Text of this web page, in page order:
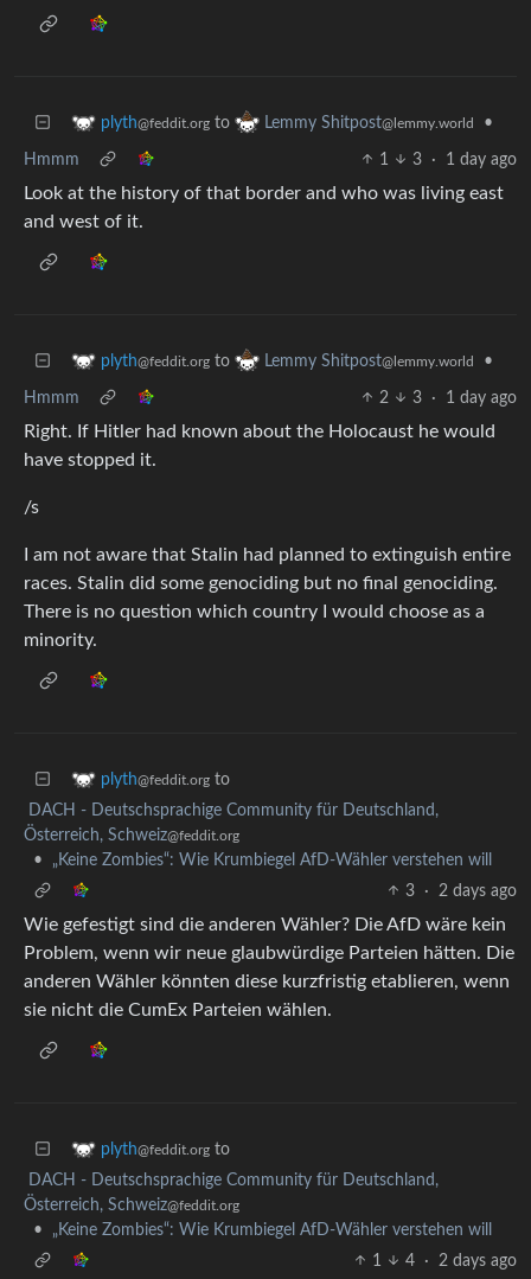
plyth@feddit.org to Lemmy Shitpost@lemmy.world •
Hmmm 1 3 · 1 day ago
Look at the history of that border and who was living east
and west of it.
plyth@feddit.org to Lemmy Shitpost@lemmy.world •
Hmmm 2 3 · 1 day ago
Right. If Hitler had known about the Holocaust he would
have stopped it.
/s
I am not aware that Stalin had planned to extinguish entire
races. Stalin did some genociding but no final genociding.
There is no question which country I would choose as a
minority.
plyth@feddit.org to
DACH - Deutschsprachige Community für Deutschland,
Österreich, Schweiz@feddit.org
•
„Keine Zombies“: Wie Krumbiegel AfD-Wähler verstehen will
3
· 2 days ago
Wie gefestigt sind die anderen Wähler? Die AfD wäre kein
Problem, wenn wir neue glaubwürdige Parteien hätten. Die
anderen Wähler könnten diese kurzfristig etablieren, wenn
sie nicht die CumEx Parteien wählen.
plyth@feddit.org to
DACH - Deutschsprachige Community für Deutschland,
Österreich, Schweiz@feddit.org
•
„Keine Zombies“: Wie Krumbiegel AfD-Wähler verstehen will
1
4 · 2 days ago